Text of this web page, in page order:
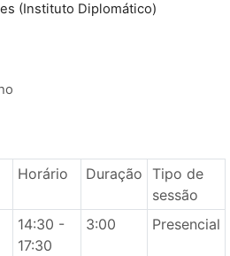
(Instituto Diplomático)
Horário Duração Tipo de
sessão
14:30 -
17:30
3:00 Presencial